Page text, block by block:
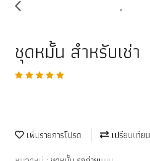
ชุดหมั้น สำหรับเช่า
เพิ่มรายการโปรด
เปรียบเทียบ